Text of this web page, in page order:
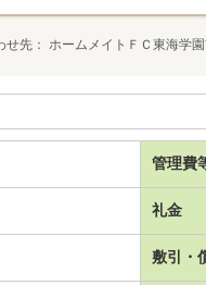
せ先 ホームメイトＦＣ東海学
管理費
礼金
敷引・